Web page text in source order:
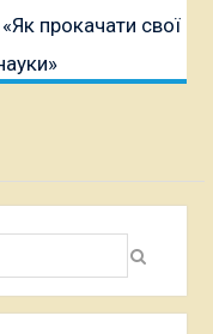
прокачати свої